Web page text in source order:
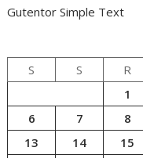
Gutentor Simple Text
S
S R
1
6
7 8
13
14 15